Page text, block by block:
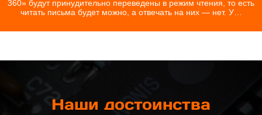
360» будут принудительно переведены в режим чтения, то есть
читать письма будет можно, а отвечать на них — нет. У…
Наши достоинства